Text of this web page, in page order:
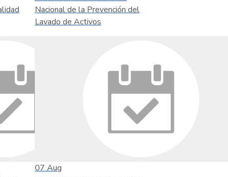
Nacional de la Prevención del
Lavado de Activos
07 Aug